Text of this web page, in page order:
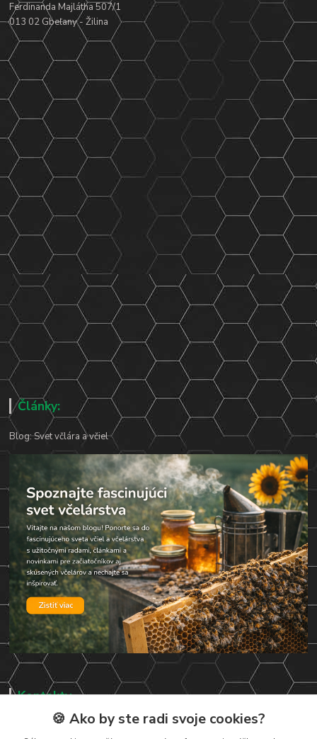
Ferdinanda Majlátha 507/1
013 02 Gbeľany - Žilina
Články:
Blog: Svet včlára a včiel
Kontakty
Zákaznická podpora
🍪 Ako by ste radi svoje cookies?